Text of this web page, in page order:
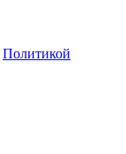
Политикой